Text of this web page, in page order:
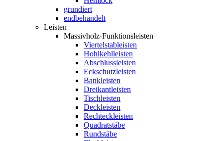
grundiert
endbehandelt
Leisten
Massivholz-Funktionsleisten
Viertelstableisten
Hohlkehlleisten
Abschlussleisten
Eckschutzleisten
Bankleisten
Dreikantleisten
Tischleisten
Deckleisten
Rechteckleisten
Quadratstäbe
Rundstäbe